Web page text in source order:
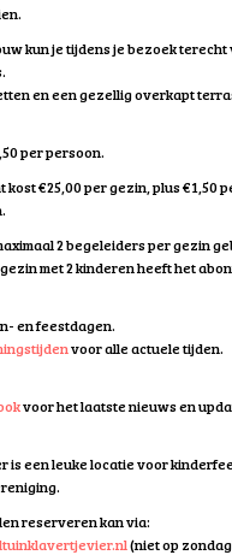
kun je tijdens je bezoek
en een gezellig overkapt
per persoon.
kost €25,00 per gezin, plus €1,50
2 begeleiders per gezin
met 2 kinderen heeft het
en feestdagen.
voor alle actuele tijden.
voor het laatste nieuws en
is een leuke locatie voor
reserveren kan via:
(niet op